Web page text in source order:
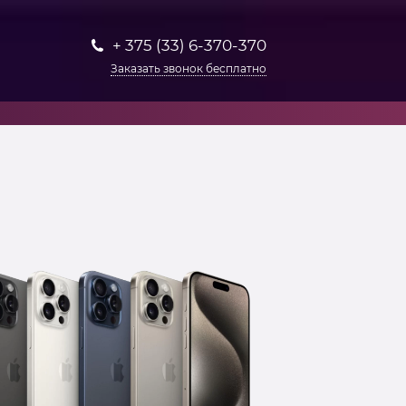
+ 375 (33) 6-370-370
Заказать звонок бесплатно